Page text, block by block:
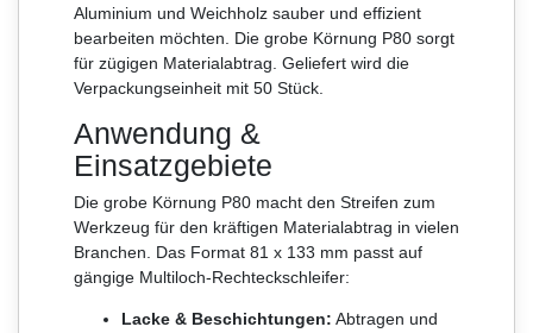
Aluminium und Weichholz sauber und effizient
bearbeiten möchten. Die grobe Körnung P80 sorgt
für zügigen Materialabtrag. Geliefert wird die
Verpackungseinheit mit 50 Stück.
Anwendung &
Einsatzgebiete
Die grobe Körnung P80 macht den Streifen zum
Werkzeug für den kräftigen Materialabtrag in vielen
Branchen. Das Format 81 x 133 mm passt auf
gängige Multiloch-Rechteckschleifer:
Lacke & Beschichtungen: Abtragen und